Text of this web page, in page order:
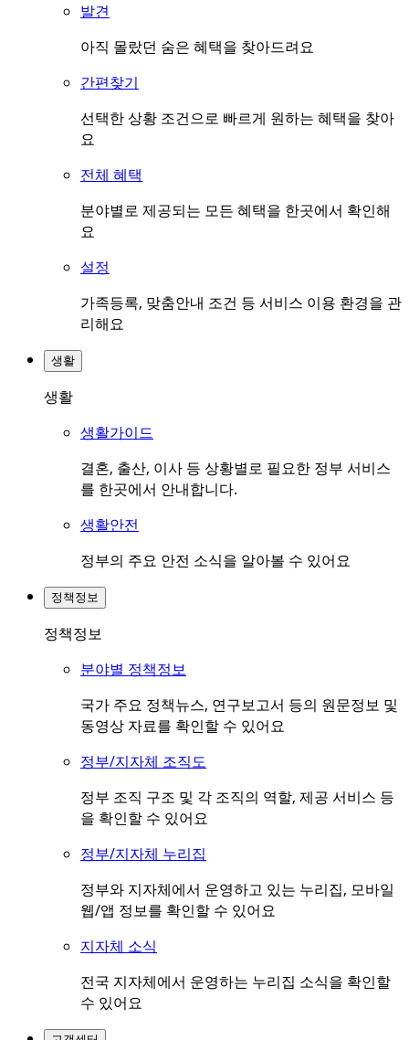
발견
아직 몰랐던 숨은 혜택을 찾아드려요
간편찾기
선택한 상황 조건으로 빠르게 원하는 혜택을 찾아
요
전체 혜택
분야별로 제공되는 모든 혜택을 한곳에서 확인해
요
설정
가족등록, 맞춤안내 조건 등 서비스 이용 환경을 관
리해요
생활
생활
생활가이드
결혼, 출산, 이사 등 상황별로 필요한 정부 서비스
를 한곳에서 안내합니다.
생활안전
정부의 주요 안전 소식을 알아볼 수 있어요
정책정보
정책정보
분야별 정책정보
국가 주요 정책뉴스, 연구보고서 등의 원문정보 및
동영상 자료를 확인할 수 있어요
정부/지자체 조직도
정부 조직 구조 및 각 조직의 역할, 제공 서비스 등
을 확인할 수 있어요
정부/지자체 누리집
정부와 지자체에서 운영하고 있는 누리집, 모바일
웹/앱 정보를 확인할 수 있어요
지자체 소식
전국 지자체에서 운영하는 누리집 소식을 확인할
수 있어요